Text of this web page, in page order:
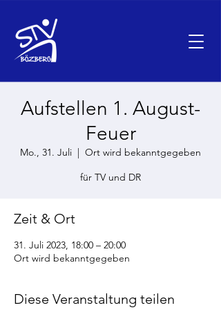
Aufstellen 1. August-
Feuer
Mo., 31. Juli
  |
Ort wird bekanntgegeben
für TV und DR
Zeit & Ort
31. Juli 2023, 18:00 – 20:00
Ort wird bekanntgegeben
Diese Veranstaltung teilen